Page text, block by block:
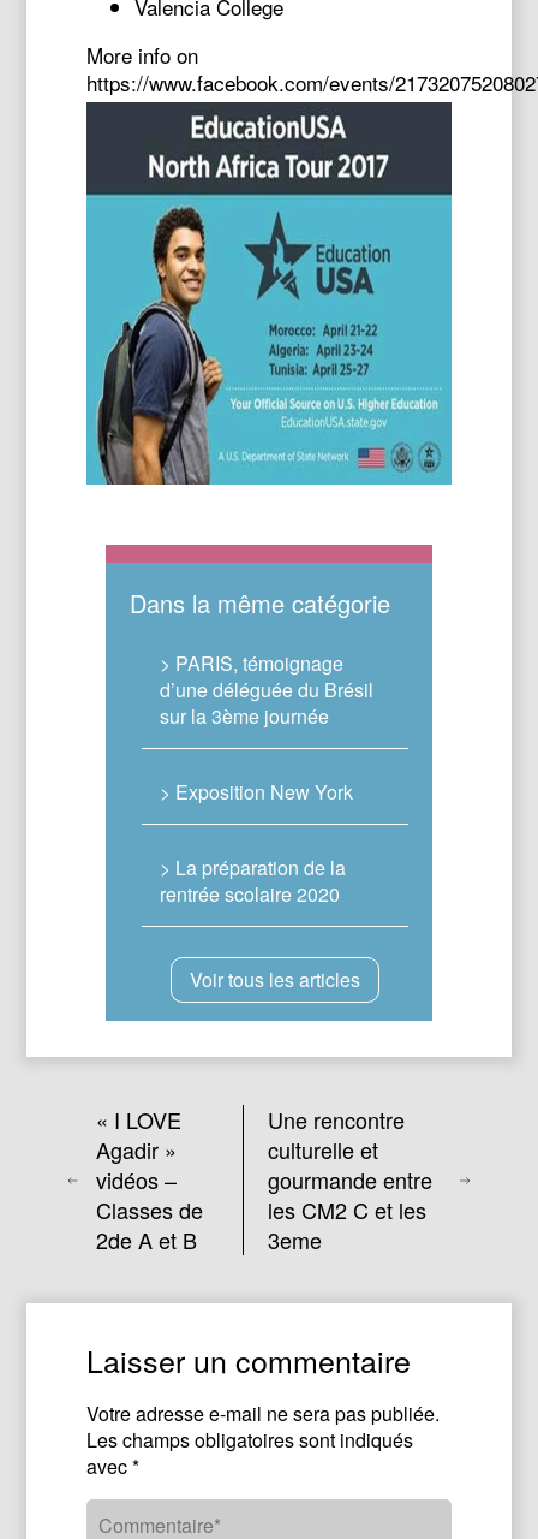
Valencia College
More info on
https://www.facebook.com/events/
Dans la même catégorie
> PARIS, témoignage
d’une déléguée du Brésil
sur la 3ème journée
> Exposition New York
> La préparation de la
rentrée scolaire 2020
Voir tous les articles
« I LOVE
Agadir »
vidéos –
Classes de
2de A et B
Une rencontre
culturelle et
gourmande entre
les CM2 C et les
3eme
Laisser un commentaire
Votre adresse e-mail ne sera pas publiée.
Les champs obligatoires sont indiqués
avec*